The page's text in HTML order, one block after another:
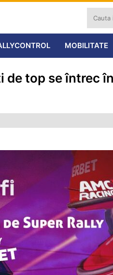
MOBILITATE
de top se întrec